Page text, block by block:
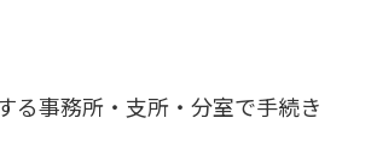
る事務所・支所・分室で手続き